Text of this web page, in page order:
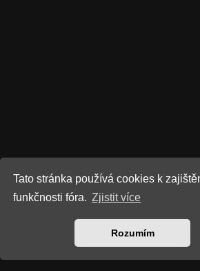
Tato stránka používá cookies k
funkčnosti fóra. Zjistit více
Rozumím